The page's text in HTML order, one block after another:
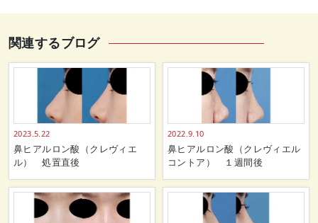
関連するブログ
2023.5.22
鼻ヒアルロン酸（クレヴィエ
ル） 処置直後
2022.9.10
鼻ヒアルロン酸（クレヴィエル
コントア） １週間後